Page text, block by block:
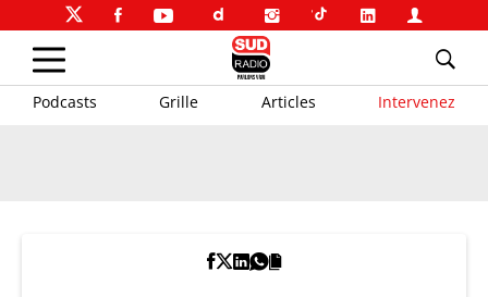
Podcasts Grille Articles Intervenez